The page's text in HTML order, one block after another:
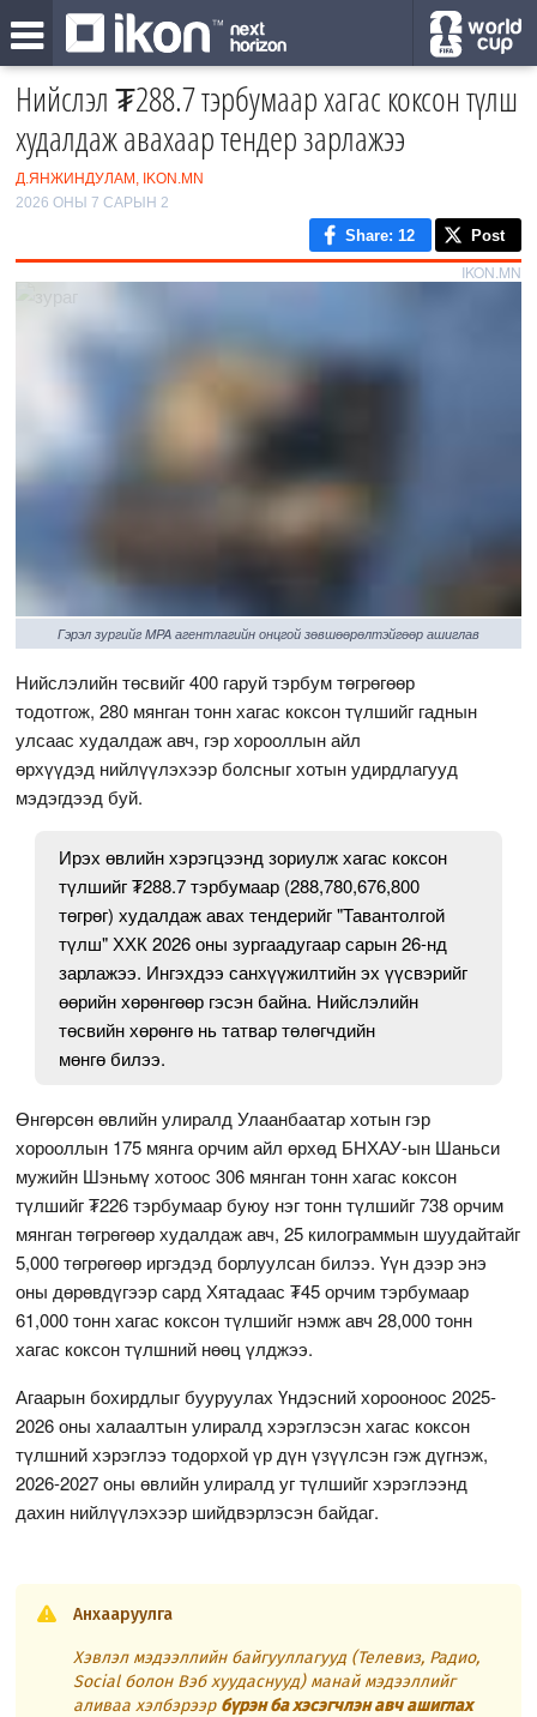
Нийслэл ₮288.7 тэрбумаар хагас коксон түлш
худалдаж авахаар тендер зарлажээ
Д.ЯНЖИНДУЛАМ, IKON.MN
2026 ОНЫ 7 САРЫН 2
Share: 12 Post
IKON.MN
Гэрэл зургийг MPA агентлагийн онцгой зөвшөөрөлтэйгөөр ашиглав
Нийслэлийн төсвийг 400 гаруй тэрбум төгрөгөөр
тодотгож, 280 мянган тонн хагас коксон түлшийг гаднын
улсаас худалдаж авч, гэр хорооллын айл
өрхүүдэд нийлүүлэхээр болсныг хотын удирдлагууд
мэдэгдээд буй.
Ирэх өвлийн хэрэгцээнд зориулж хагас коксон
түлшийг ₮288.7 тэрбумаар (288,780,676,800
төгрөг) худалдаж авах тендерийг "Тавантолгой
түлш" ХХК 2026 оны зургаадугаар сарын 26-нд
зарлажээ. Ингэхдээ санхүүжилтийн эх үүсвэрийг
өөрийн хөрөнгөөр гэсэн байна. Нийслэлийн
төсвийн хөрөнгө нь татвар төлөгчдийн
мөнгө билээ.
Өнгөрсөн өвлийн улиралд Улаанбаатар хотын гэр
хорооллын 175 мянга орчим айл өрхөд БНХАУ-ын Шаньси
мужийн Шэньмү хотоос 306 мянган тонн хагас коксон
түлшийг ₮226 тэрбумаар буюу нэг тонн түлшийг 738 орчим
мянган төгрөгөөр худалдаж авч, 25 килограммын шуудайтайг
5,000 төгрөгөөр иргэдэд борлуулсан билээ. Үүн дээр энэ
оны дөрөвдүгээр сард Хятадаас ₮45 орчим тэрбумаар
61,000 тонн хагас коксон түлшийг нэмж авч 28,000 тонн
хагас коксон түлшний нөөц үлджээ.
Агаарын бохирдлыг бууруулах Үндэсний хорооноос 2025-
2026 оны халаалтын улиралд хэрэглэсэн хагас коксон
түлшний хэрэглээ тодорхой үр дүн үзүүлсэн гэж дүгнэж,
2026-2027 оны өвлийн улиралд уг түлшийг хэрэглээнд
дахин нийлүүлэхээр шийдвэрлэсэн байдаг.
Анхааруулга
Хэвлэл мэдээллийн байгууллагууд (Телевиз, Радио,
Social болон Вэб хуудаснууд) манай мэдээллийг
аливаа хэлбэрээр бүрэн ба хэсэгчлэн авч ашиглах